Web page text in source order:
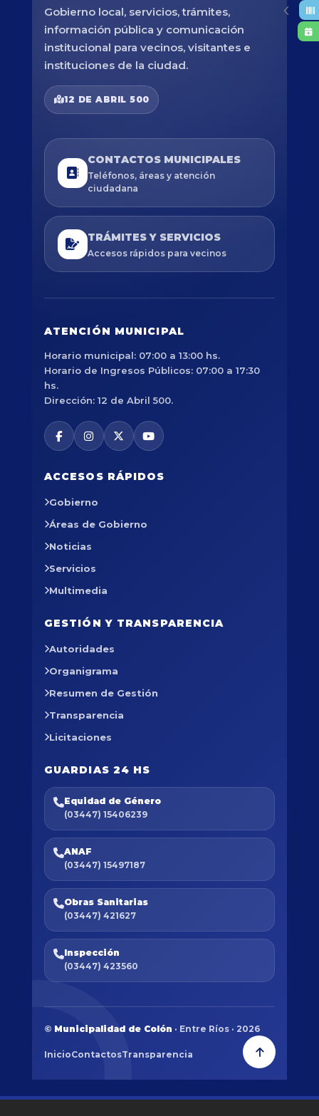
Gobierno local, servicios, trámites,
información pública y comunicación
institucional para vecinos, visitantes e
instituciones de la ciudad.
12 DE ABRIL 500
CONTACTOS MUNICIPALES
Teléfonos, áreas y atención
ciudadana
TRÁMITES Y SERVICIOS
Accesos rápidos para vecinos
ATENCIÓN MUNICIPAL
Horario municipal: 07:00 a 13:00 hs.
Horario de Ingresos Públicos: 07:00 a 17:30
hs.
Dirección: 12 de Abril 500.
ACCESOS RÁPIDOS
Gobierno
Áreas de Gobierno
Noticias
Servicios
Multimedia
GESTIÓN Y TRANSPARENCIA
Autoridades
Organigrama
Resumen de Gestión
Transparencia
Licitaciones
GUARDIAS 24 HS
Equidad de Género
(03447) 15406239
ANAF
(03447) 15497187
Obras Sanitarias
(03447) 421627
Inspección
(03447) 423560
© Municipalidad de Colón · Entre Ríos · 2026
InicioContactosTransparencia